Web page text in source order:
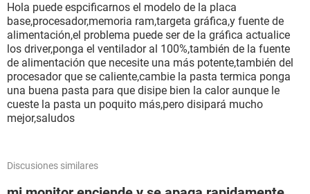
Hola puede espcificarnos el modelo de la placa
base,procesador,memoria ram,targeta gráfica,y fuente de
alimentación,el problema puede ser de la gráfica actualice
los driver,ponga el ventilador al 100%,también de la fuente
de alimentación que necesite una más potente,también del
procesador que se caliente,cambie la pasta termica ponga
una buena pasta para que disipe bien la calor aunque le
cueste la pasta un poquito más,pero disipará mucho
mejor,saludos
Discusiones similares